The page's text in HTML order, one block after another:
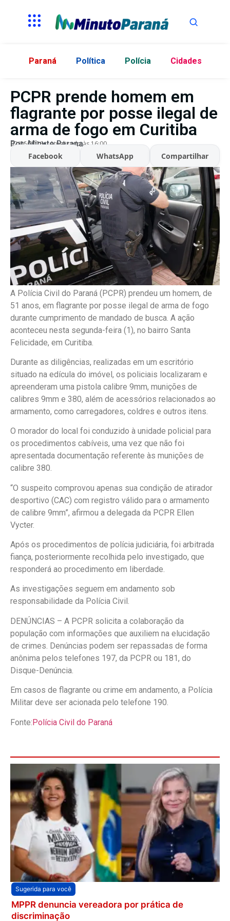
Paraná Política Polícia Cidades
PCPR prende homem em
flagrante por posse ilegal de
arma de fogo em Curitiba
Por:Minuto Parana
02/06/2026 Atualizado às 16:00
Facebook WhatsApp Compartilhar
A Polícia Civil do Paraná (PCPR) prendeu um homem, de
51 anos, em flagrante por posse ilegal de arma de fogo
durante cumprimento de mandado de busca. A ação
aconteceu nesta segunda-feira (1), no bairro Santa
Felicidade, em Curitiba.
Durante as diligências, realizadas em um escritório
situado na edícula do imóvel, os policiais localizaram e
apreenderam uma pistola calibre 9mm, munições de
calibres 9mm e 380, além de acessórios relacionados ao
armamento, como carregadores, coldres e outros itens.
O morador do local foi conduzido à unidade policial para
os procedimentos cabíveis, uma vez que não foi
apresentada documentação referente às munições de
calibre 380.
“O suspeito comprovou apenas sua condição de atirador
desportivo (CAC) com registro válido para o armamento
de calibre 9mm”, afirmou a delegada da PCPR Ellen
Vycter.
Após os procedimentos de polícia judiciária, foi arbitrada
fiança, posteriormente recolhida pelo investigado, que
responderá ao procedimento em liberdade.
As investigações seguem em andamento sob
responsabilidade da Polícia Civil.
DENÚNCIAS – A PCPR solicita a colaboração da
população com informações que auxiliem na elucidação
de crimes. Denúncias podem ser repassadas de forma
anônima pelos telefones 197, da PCPR ou 181, do
Disque-Denúncia.
Em casos de flagrante ou crime em andamento, a Polícia
Militar deve ser acionada pelo telefone 190.
Fonte:Polícia Civil do Paraná
Sugerida para você
MPPR denuncia vereadora por prática de
discriminação